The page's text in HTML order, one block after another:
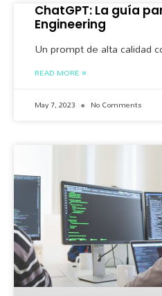
ChatGPT: La guía
Engineering
Un prompt de alta calidad
READ MORE »
May 7, 2023 No Comments